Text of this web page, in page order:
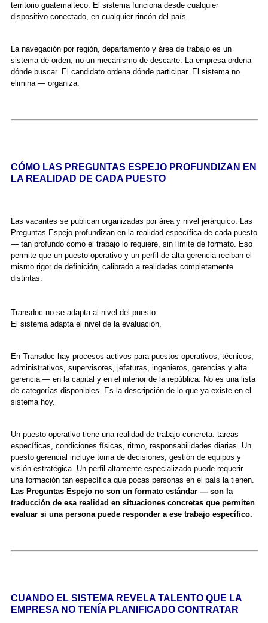
territorio guatemalteco. El sistema funciona desde cualquier
dispositivo conectado, en cualquier rincón del país.
La navegación por región, departamento y área de trabajo es un
sistema de orden, no un mecanismo de descarte. La empresa ordena
dónde buscar. El candidato ordena dónde participar. El sistema no
elimina — organiza.
CÓMO LAS PREGUNTAS ESPEJO PROFUNDIZAN EN
LA REALIDAD DE CADA PUESTO
Las vacantes se publican organizadas por área y nivel jerárquico. Las
Preguntas Espejo profundizan en la realidad específica de cada puesto
— tan profundo como el trabajo lo requiere, sin límite de formato. Eso
permite que un puesto operativo y un perfil de alta gerencia reciban el
mismo rigor de definición, calibrado a realidades completamente
distintas.
Transdoc no se adapta al nivel del puesto.
El sistema adapta el nivel de la evaluación.
En Transdoc hay procesos activos para puestos operativos, técnicos,
administrativos, supervisores, jefaturas, ingenieros, gerencias y alta
gerencia — en la capital y en el interior de la república. No es una lista
de categorías disponibles. Es la descripción de lo que ya existe en el
sistema hoy.
Un puesto operativo tiene una realidad de trabajo concreta: tareas
específicas, condiciones físicas, ritmo, responsabilidades diarias. Un
puesto gerencial incluye toma de decisiones, gestión de equipos y
visión estratégica. Un perfil altamente especializado puede requerir
una formación tan específica que pocas personas en el país la tienen.
Las Preguntas Espejo no son un formato estándar — son la
traducción de esa realidad en situaciones concretas que permiten
evaluar si una persona puede responder a ese trabajo específico.
CUANDO EL SISTEMA REVELA TALENTO QUE LA
EMPRESA NO TENÍA PLANIFICADO CONTRATAR